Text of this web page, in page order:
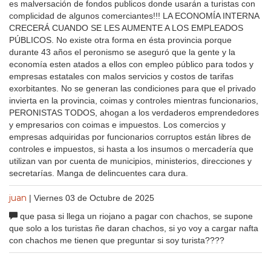
es malversación de fondos publicos donde usarán a turistas con
complicidad de algunos comerciantes!!! LA ECONOMÍA INTERNA
CRECERÁ CUANDO SE LES AUMENTE A LOS EMPLEADOS
PÚBLICOS. No existe otra forma en ésta provincia porque
durante 43 años el peronismo se aseguró que la gente y la
economía esten atados a ellos con empleo público para todos y
empresas estatales con malos servicios y costos de tarifas
exorbitantes. No se generan las condiciones para que el privado
invierta en la provincia, coimas y controles mientras funcionarios,
PERONISTAS TODOS, ahogan a los verdaderos emprendedores
y empresarios con coimas e impuestos. Los comercios y
empresas adquiridas por funcionarios corruptos están libres de
controles e impuestos, si hasta a los insumos o mercadería que
utilizan van por cuenta de municipios, ministerios, direcciones y
secretarías. Manga de delincuentes cara dura.
juan | Viernes 03 de Octubre de 2025
que pasa si llega un riojano a pagar con chachos, se supone
que solo a los turistas ñe daran chachos, si yo voy a cargar nafta
con chachos me tienen que preguntar si soy turista????